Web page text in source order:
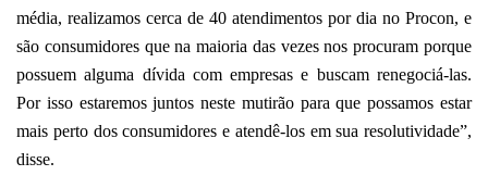
média, realizamos cerca de 40 atendimentos por dia no Procon, e
são consumidores que na maioria das vezes nos procuram porque
possuem alguma dívida com empresas e buscam renegociá-las.
Por isso estaremos juntos neste mutirão para que possamos estar
mais perto dos consumidores e atendê-los em sua resolutividade”,
disse.